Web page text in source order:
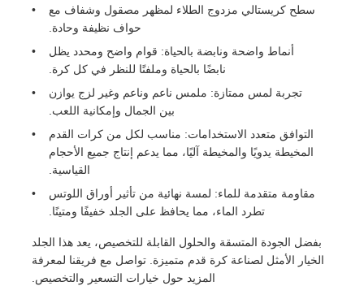
سطح كريستالي مزدوج الطلاء لمظهر مصقول وشفاف مع
حواف نظيفة وحادة.
أنماط واضحة ونابضة بالحياة: قوام واضح ومحدد يظل
نابضًا بالحياة وملفتًا للنظر في كل كرة.
تجربة لمس ممتازة: ملمس ناعم وناعم وغير لزج يوازن
بين الجمال وإمكانية اللعب.
التوافق متعدد الاستخدامات: مناسب لكل من كرات القدم
المخيطة يدويًا والمخيطة آليًا، مما يدعم إنتاج جميع الأحجام
القياسية.
مقاومة متقدمة للماء: لمسة نهائية من تأثير أوراق اللوتس
تطرد الماء، مما يحافظ على الجلد خفيفًا ومتينًا.
بفضل الجودة المتسقة والحلول القابلة للتخصيص، يعد هذا الجلد
الخيار الأمثل لصناعة كرة قدم متميزة. تواصل مع فريقنا لمعرفة
المزيد حول خيارات التسعير والتخصيص.